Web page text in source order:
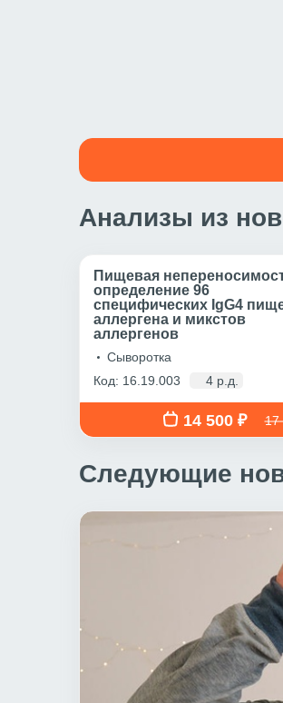
Анализы из
Пищевая
определение 96
специфических IgG4
аллергена и микстов
аллергенов
Сыворотка
Код: 16.19.003
4 р.д.
14 500 ₽ 17
Следующие